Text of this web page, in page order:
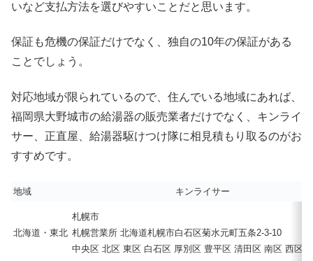
いなど支払方法を選びやすいことだと思います。
保証も危機の保証だけでなく、独自の10年の保証がある
ことでしょう。
対応地域が限られているので、住んでいる地域にあれば、
福岡県大野城市の給湯器の販売業者だけでなく、キンライ
サー、正直屋、給湯器駆けつけ隊に相見積もり取るのがお
すすめです。
地域 キンライサー
北海道・東北
札幌市
札幌営業所 北海道札幌市白石区菊水元町五条2-3-10
中央区 北区 東区 白石区 厚別区 豊平区 清田区 南区 西区